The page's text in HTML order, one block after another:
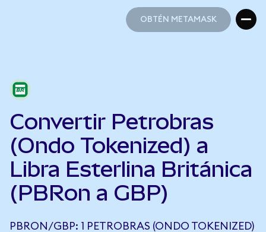
OBTÉN METAMASK
Convertir Petrobras
(Ondo Tokenized) a
Libra Esterlina Británica
(PBRon a GBP)
PBRON/GBP: 1 PETROBRAS (ONDO TOKENIZED)